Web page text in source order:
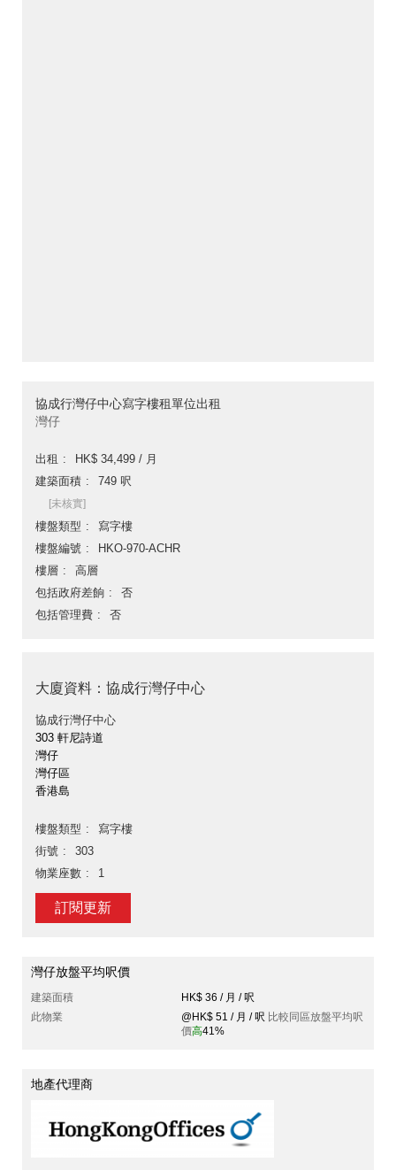
協成行灣仔中心寫字樓租單位出租
灣仔
出租
HK$ 34,499 / 月
建築面積
749 呎
[未核實]
樓盤類型
寫字樓
樓盤編號
HKO-970-ACHR
樓層
高層
包括政府差餉
否
包括管理費
否
大廈資料：協成行灣仔中心
協成行灣仔中心
303 軒尼詩道
灣仔
灣仔區
香港島
樓盤類型
寫字樓
街號
303
物業座數
1
訂閱更新
灣仔放盤平均呎價
建築面積
HK$ 36 / 月 / 呎
此物業
@HK$ 51 / 月 / 呎 比較同區放盤平均呎
價高41%
地產代理商